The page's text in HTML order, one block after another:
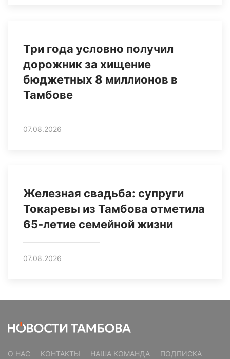
Три года условно получил
дорожник за хищение
бюджетных 8 миллионов в
Тамбове
07.08.2026
Железная свадьба: супруги
Токаревы из Тамбова отметила
65-летие семейной жизни
07.08.2026
О НАС КОНТАКТЫ НАША КОМАНДА ПОДПИСКА